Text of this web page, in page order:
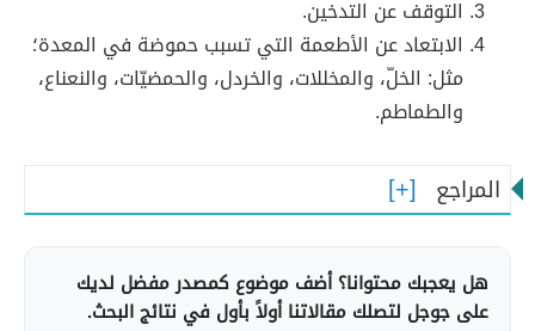
التوقف عن التدخين.
الابتعاد عن الأطعمة التي تسبب حموضة في المعدة؛
مثل: الخلّ، والمخللات، والخردل، والحمضيّات، والنعناع،
والطماطم.
المراجع
هل يعجبك محتوانا؟ أضف موضوع كمصدر مفضل لديك
على جوجل لتصلك مقالاتنا أولاً بأول في نتائج البحث.